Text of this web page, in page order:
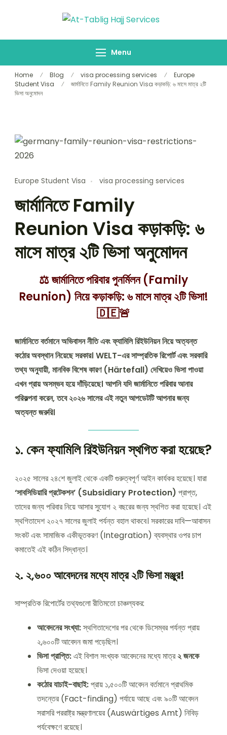
Hajj Services
Premier Hajj
Menu
Home Blog visa processing services
Europe
Student Visa
জার্মানিতে Family Reunion Visa কড়াকড়ি: ৬ মাসে মাত্র ২টি
ভিসা অনুমোদন
Europe Student Visa visa processing services
জার্মানিতে Family
Reunion Visa কড়াকড়ি: ৬
মাসে মাত্র ২টি ভিসা অনুমোদন
⚖️ জার্মানিতে পরিবার পুনর্মিলন (Family
Reunion) নিয়ে কড়াকড়ি: ৬ মাসে মাত্র ২টি ভিসা!
🇩🇪🚨
জার্মানিতে বর্তমানে অভিবাসন নীতি এবং ফ্যামিলি রিইউনিয়ন নিয়ে অত্যন্ত
কঠোর অবস্থান নিয়েছে সরকার। WELT-এর সাম্প্রতিক রিপোর্ট এবং সরকারি
তথ্য অনুযায়ী, মানবিক বিশেষ কারণ (Härtefall) দেখিয়েও ভিসা পাওয়া
এখন প্রায় অসম্ভব হয়ে দাঁড়িয়েছে। আপনি যদি জার্মানিতে পরিবার আনার
পরিকল্পনা করেন, তবে ২০২৬ সালের এই নতুন আপডেটটি আপনার জন্য
অত্যন্ত জরুরি।
১. কেন ফ্যামিলি রিইউনিয়ন স্থগিত করা হয়েছে?
২০২৫ সালের ২৪শে জুলাই থেকে একটি গুরুত্বপূর্ণ আইন কার্যকর হয়েছে। যারা
‘সাবসিডিয়ারি প্রটেকশন’ (Subsidiary Protection) প্রাপ্ত,
তাদের জন্য পরিবার নিয়ে আসার সুযোগ ২ বছরের জন্য স্থগিত করা হয়েছে। এই
স্থগিতাদেশ ২০২৭ সালের জুলাই পর্যন্ত বহাল থাকবে। সরকারের দাবি—আবাসন
সংকট এবং সামাজিক একীভূতকরণ (Integration) ব্যবস্থার ওপর চাপ
কমাতেই এই কঠিন সিদ্ধান্ত।
২. ২,৬০০ আবেদনের মধ্যে মাত্র ২টি ভিসা মঞ্জুর!
সাম্প্রতিক রিপোর্টের তথ্যগুলো রীতিমতো চাঞ্চল্যকর:
আবেদনের সংখ্যা:স্থগিতাদেশের পর থেকে ডিসেম্বর পর্যন্ত প্রায়
২,৬০০টি আবেদন জমা পড়েছিল।
ভিসা প্রাপ্তি:এই বিশাল সংখ্যক আবেদনের মধ্যে মাত্র২ জনকে
ভিসা দেওয়া হয়েছে।
কঠোর যাচাই-বাছাই:প্রায় ১,৫০০টি আবেদন বর্তমানে প্রাথমিক
তদন্তের (Fact-finding) পর্যায়ে আছে এবং ৯০টি আবেদন
সরাসরি পররাষ্ট্র মন্ত্রণালয়ের (Auswärtiges Amt) নিবিড়
পর্যবেক্ষণে রয়েছে।